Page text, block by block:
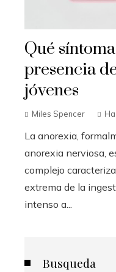
Qué
presencia
jóvenes
Miles Spencer
La anorexia,
anorexia nerviosa,
complejo
extrema de la
intenso a...
Busqueda